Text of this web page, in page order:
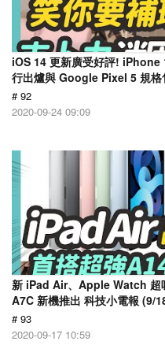
iOS 14 更新廣受好評! iPhone
行出爐與 Google Pixel 5 規格
# 92
2020-09-24 09:09
新 iPad Air、Apple Watch 超
A7C 新機推出 科技小電報 (9/
# 93
2020-09-17 10:59